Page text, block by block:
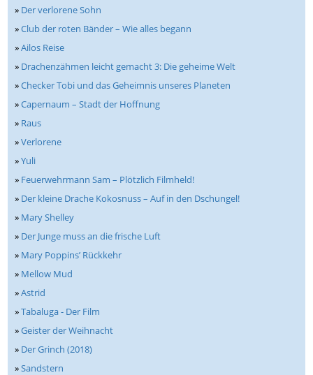
» Der verlorene Sohn
»Club der roten Bänder – Wie alles begann
»Ailos Reise
» Drachenzähmen leicht gemacht 3: Die geheime Welt
»Checker Tobi und das Geheimnis unseres Planeten
»Capernaum – Stadt der Hoffnung
» Raus
»Verlorene
»Yuli
» Feuerwehrmann Sam – Plötzlich Filmheld!
» Der kleine Drache Kokosnuss – Auf in den Dschungel!
» Mary Shelley
» Der Junge muss an die frische Luft
» Mary Poppins’ Rückkehr
» Mellow Mud
»Astrid
»Tabaluga - Der Film
»Geister der Weihnacht
» Der Grinch (2018)
»Sandstern